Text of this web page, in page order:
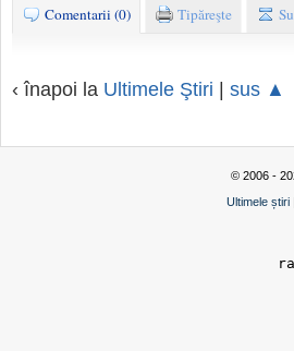
Comentarii (0) Tipăreşte
‹ înapoi la Ultimele Ştiri | sus ▲
© 2006 -
Ultimele știri